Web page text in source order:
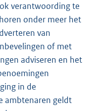
verantwoording te
onder meer het
van
of met
adviseren en het
in de
ambtenaren geldt